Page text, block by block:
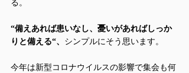
る。
“備えあれば患いなし、憂いがあればしっか
りと備える“、 シンプルにそう思います。
今年は新型コロナウイルスの影響で集会も何